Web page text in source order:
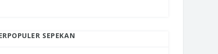
SEPEKAN